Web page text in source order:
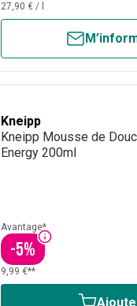
27,90 € /
Kneipp
Kneipp Mousse de
Energy 200ml
Avantage*
-5%
9,99 €**